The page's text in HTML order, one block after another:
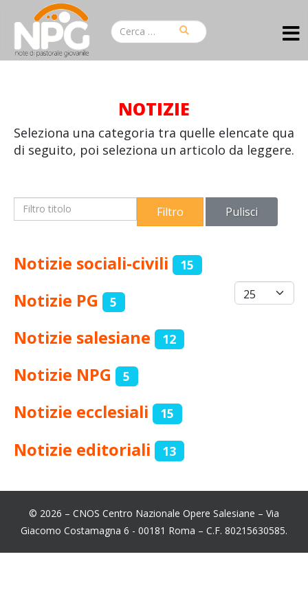
NOTIZIE
Seleziona una categoria tra quelle elencate qua
di seguito, poi seleziona un articolo da leggere.
Filtro titolo Filtro Pulisci
Visualizza #
Notizie sociali-civili 15
Notizie PG 5
Notizie salesiane 12
Notizie NPG 5
Notizie ecclesiali 15
Notizie editoriali 13
© 2026 – CNOS Centro Nazionale Opere Salesiane – Via
Giacomo Costamagna 6 - 00181 Roma – C.F. 80215630585.